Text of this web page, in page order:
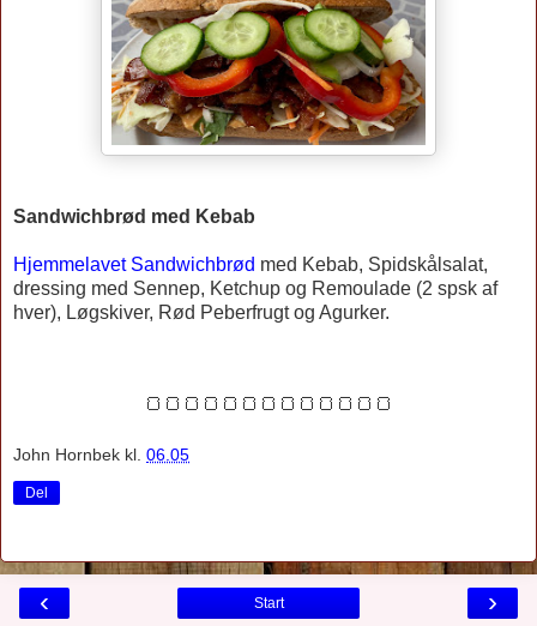
Sandwichbrød med Kebab
Hjemmelavet Sandwichbrød med Kebab, Spidskålsalat,
dressing med Sennep, Ketchup og Remoulade (2 spsk af
hver), Løgskiver, Rød Peberfrugt og Agurker.
🍞🍞🍞🍞🍞🍞🍞🍞🍞🍞🍞🍞🍞
John Hornbek kl. 06.05
Del
‹ ›
Start